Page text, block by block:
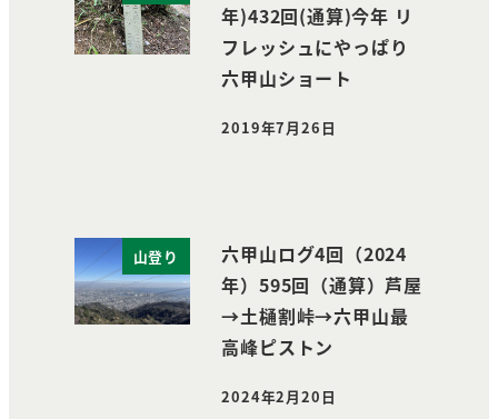
年)432回(通算)今年 リ
フレッシュにやっぱり
六甲山ショート
投稿日
2019年7月26日
山登り
六甲山ログ4回（2024
年）595回（通算）芦屋
→土樋割峠→六甲山最
高峰ピストン
投稿日
2024年2月20日